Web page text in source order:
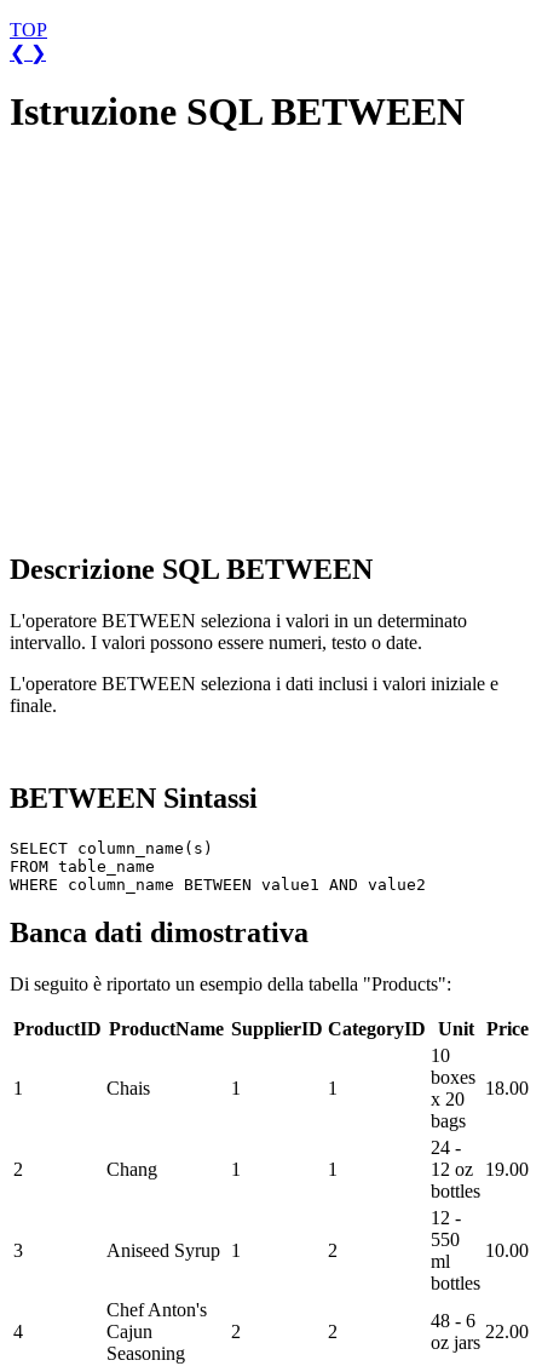
TOP
❮ ❯
Istruzione SQL BETWEEN
Descrizione SQL BETWEEN
L'operatore BETWEEN seleziona i valori in un determinato
intervallo. I valori possono essere numeri, testo o date.
L'operatore BETWEEN seleziona i dati inclusi i valori iniziale e
finale.
BETWEEN Sintassi
SELECT column_name(s)
FROM table_name
Banca dati dimostrativa
Di seguito è riportato un esempio della tabella "Products":
ProductID ProductName SupplierID CategoryID Unit Price
1 Chais 1 1
10
boxes
x 20
bags
18.00
2 Chang 1 1
24 -
12 oz
bottles
19.00
3 Aniseed Syrup 1 2
12 -
550
ml
bottles
10.00
4
Chef Anton's
Cajun
Seasoning
2 2
48 - 6
oz jars
22.00